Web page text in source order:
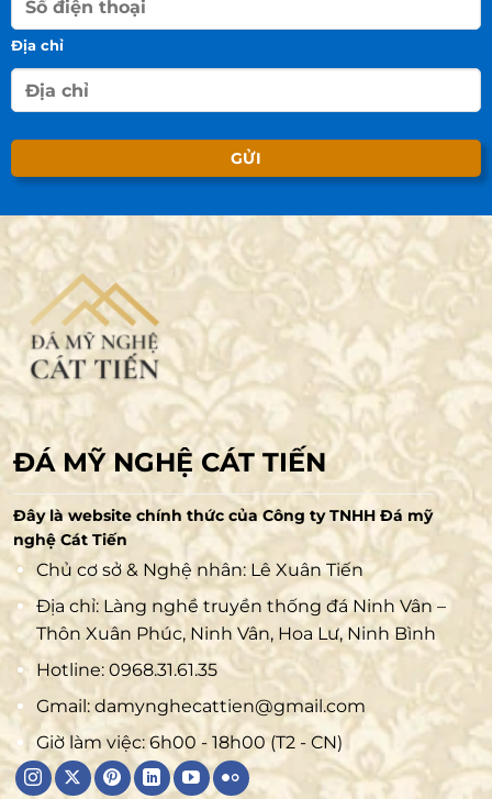
Địa chỉ
ĐÁ MỸ NGHỆ CÁT TIẾN
Đây là website chính thức của Công ty TNHH Đá mỹ
nghệ Cát Tiến
Chủ cơ sở & Nghệ nhân: Lê Xuân Tiến
Địa chỉ: Làng nghề truyền thống đá Ninh Vân –
Thôn Xuân Phúc, Ninh Vân, Hoa Lư, Ninh Bình
Hotline: 0968.31.61.35
Gmail: damynghecattien@gmail.com
Giờ làm việc: 6h00 - 18h00 (T2 - CN)